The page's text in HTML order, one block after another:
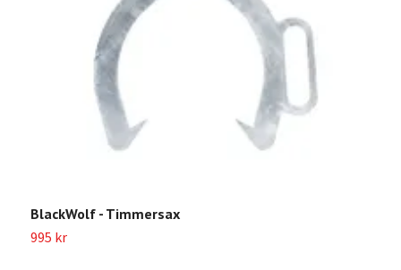
BlackWolf - Timmersax
995 kr